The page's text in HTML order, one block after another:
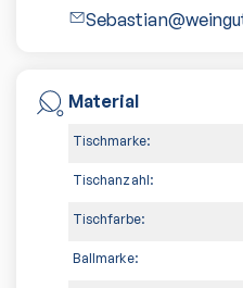
Material
Tischmarke:
Tischanzahl:
Tischfarbe:
Ballmarke: